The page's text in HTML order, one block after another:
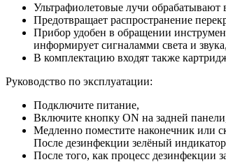
Ультрафиолетовые лучи обрабатывают
Предотвращает распространение
Прибор удобен в обращении
информирует сигналамми света и звука,
В комплектацию входят также
Руководство по эксплуатации:
Подключите питание,
Включите кнопку ON на задней
Медленно поместите наконечник или
После дезинфекции зелёный
После того, как процесс дезинфекции